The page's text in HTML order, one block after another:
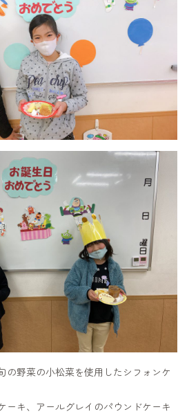
の野菜の小松菜を使用したシフォンケ
ーキ、アールグレイのパウンドケーキ